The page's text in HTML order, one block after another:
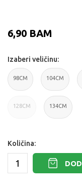
6,90 BAM
Izaberi veličinu:
98CM 104CM
128CM 134CM
Količina: